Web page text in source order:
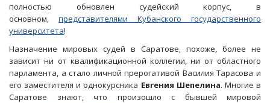
полностью обновлен судейский корпус, в
основном, представителями Кубанского государственного
университета!
Назначение мировых судей в Саратове, похоже, более не
зависит ни от квалификационной коллегии, ни от областного
парламента, а стало личной прерогативой Василия Тарасова и
его заместителя и однокурсника Евгения Шепелина. Многие в
Саратове знают, что произошло с бывшей мировой